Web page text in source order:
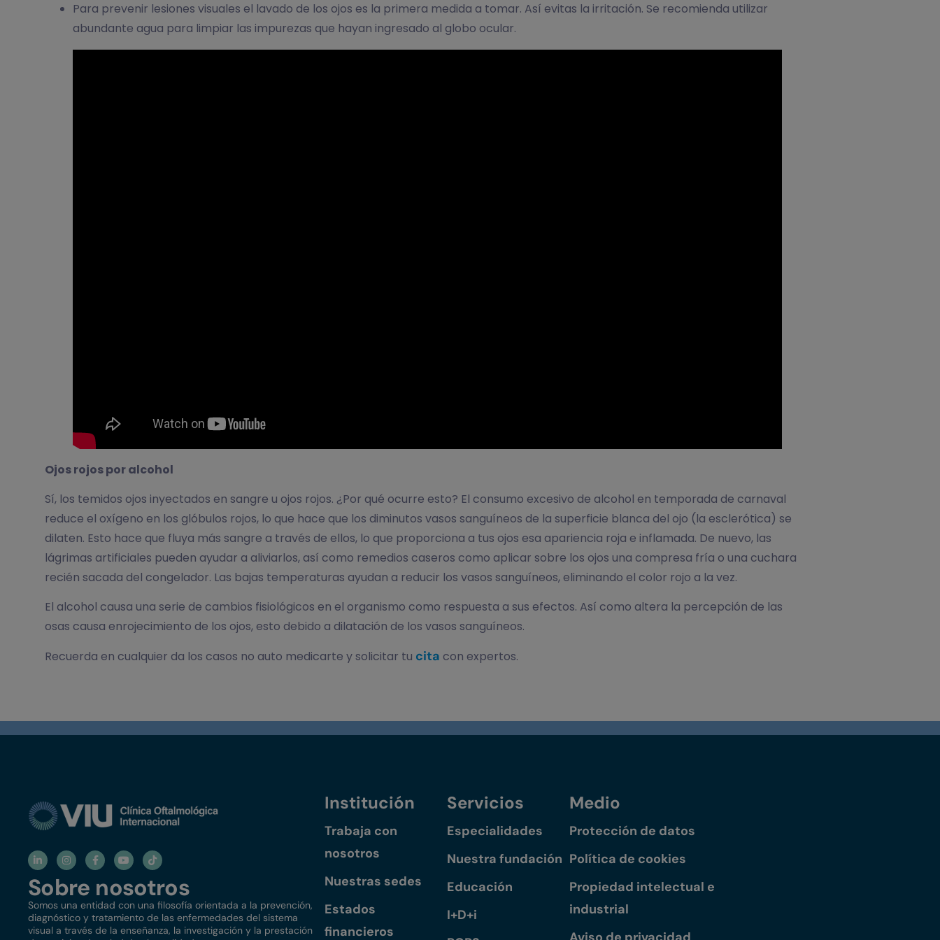
Para prevenir lesiones visuales el lavado de los ojos es la primera medida a tomar. Así evitas la irritación. Se recomienda utilizar
abundante agua para limpiar las impurezas que hayan ingresado al globo ocular.
Ojos rojos por alcohol
Sí, los temidos ojos inyectados en sangre u ojos rojos. ¿Por qué ocurre esto? El consumo excesivo de alcohol en temporada de carnaval
reduce el oxígeno en los glóbulos rojos, lo que hace que los diminutos vasos sanguíneos de la superficie blanca del ojo (la esclerótica) se
dilaten. Esto hace que fluya más sangre a través de ellos, lo que proporciona a tus ojos esa apariencia roja e inflamada. De nuevo, las
lágrimas artificiales pueden ayudar a aliviarlos, así como remedios caseros como aplicar sobre los ojos una compresa fría o una cuchara
recién sacada del congelador. Las bajas temperaturas ayudan a reducir los vasos sanguíneos, eliminando el color rojo a la vez.
El alcohol causa una serie de cambios fisiológicos en el organismo como respuesta a sus efectos. Así como altera la percepción de las
osas causa enrojecimiento de los ojos, esto debido a dilatación de los vasos sanguíneos.
Recuerda en cualquier da los casos no auto medicarte y solicitar tu cita con expertos.
Sobre nosotros
Somos una entidad con una filosofía orientada a la prevención,
diagnóstico y tratamiento de las enfermedades del sistema
visual a través de la enseñanza, la investigación y la prestación
Institución
Trabaja con
nosotros
Nuestras sedes
Estados
financieros
Servicios
Especialidades
Nuestra fundación
Educación
I+D+i
Medio
Protección de datos
Política de cookies
Propiedad intelectual e
industrial